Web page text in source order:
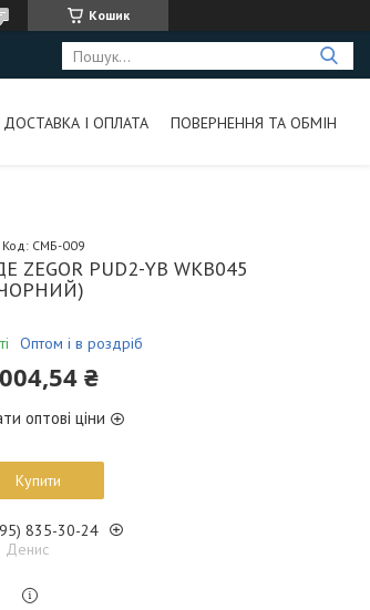
Кошик
ДОСТАВКА І ОПЛАТА ПОВЕРНЕННЯ ТА ОБМІН
PUD2-YB WKB045
Оптом і в роздріб
Код: СМБ-009
₴
оптові ціни
Купити
835-30-24
Денис